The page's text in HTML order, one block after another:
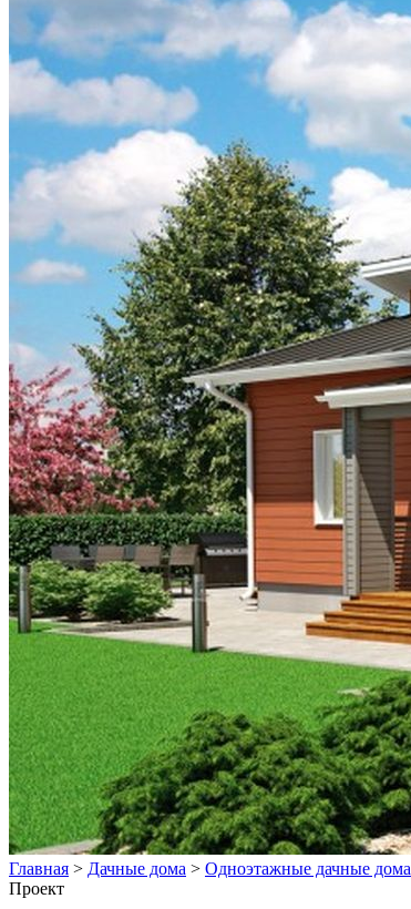
Главная > Дачные дома > Одноэтажные дачные дома
Проект